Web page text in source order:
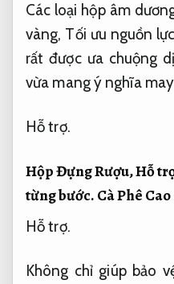
Các loại hộp âm
vàng, Tối ưu nguồn
rất được ưa chuộng
vừa mang ý nghĩa
Hỗ trợ.
Hộp Đựng Rượu,Hỗ
từng bước.Cà Phê
Hỗ trợ.
Không chỉ giúp bảo